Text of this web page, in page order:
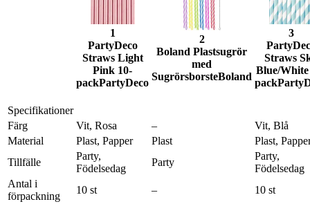
1
PartyDeco
Straws Light
Pink 10-
packPartyDeco
2
Boland Plastsugrör
med
SugrörsborsteBoland
3
Straws
Blue/White
pack
Specifikationer
Färg
Vit, Rosa –
Vit, Blå
Material
Plast, Papper Plast
Plast,
Tillfälle
Party,
Födelsedag
Party
Party,
Födelsedag
Antal i
förpackning
10 st –
10 st